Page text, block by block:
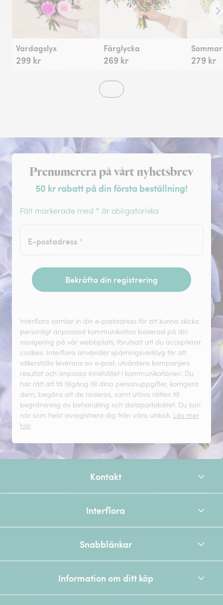
Vardagslyx
299 kr
Färglycka
269 kr 279 kr
Registrera dig för nyhetsbrev
Prenumerera på vårt nyhetsbrev
50 kr rabatt på din första beställning!
Fält markerade med * är obligatoriska
E-postadress *
Bekräfta din registrering
Interflora samlar in din e‑postadress för att kunna skicka
personligt anpassad kommunikation baserad på din
navigering på vår webbplats, förutsatt att du accepterar
cookies. Interflora använder spårningsverktyg för att
säkerställa leverans av e‑post, utvärdera kampanjers
resultat och anpassa innehållet i kommunikationen. Du
har rätt att få tillgång till dina personuppgifter, korrigera
dem, begära att de raderas, samt utöva rätten till
begränsning av behandling och dataportabilitet. Du kan
när som helst avregistrera dig från våra utskick. Läs mer
här.
Kontakt
Interflora
Snabblänkar
Information om ditt köp